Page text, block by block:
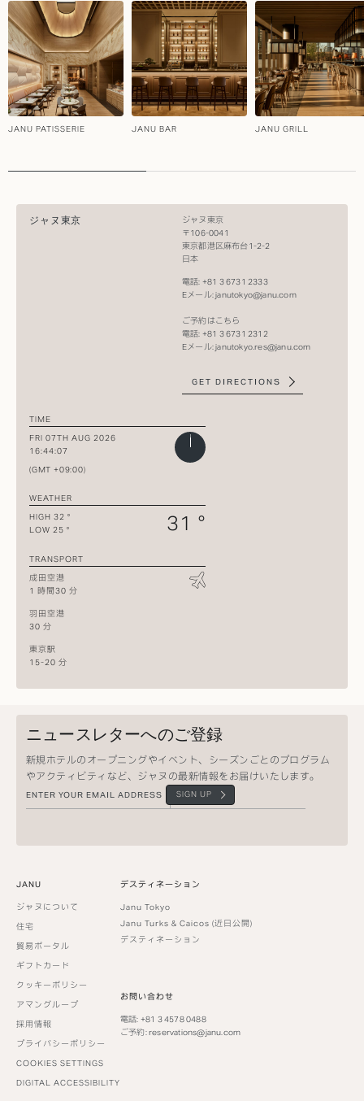
JANU PATISSERIE JANU BAR JANU GRILL
ジャヌ東京
ジャヌ東京
〒106-0041
東京都港区麻布台1-2-2
日本
電話: +81 3 6731 2333​
Eメール:janutokyo@janu.com​
ご予約はこちら​
電話: +81 3 6731 2312​
Eメール:janutokyo.res@janu.com
GET DIRECTIONS
TIME
FRI 07TH AUG 2026
16:44:07
(GMT +09:00)
WEATHER
HIGH 32 °
LOW 25 °
31 °
TRANSPORT
成田空港
1 時間30 分
羽田空港
30 分
東京駅
15-20 分
ニュースレターへのご登録
新規ホテルのオープニングやイベント、シーズンごとのプログラム
やアクティビティなど、ジャヌの最新情報をお届けいたします。
SIGN UP
JANU
ジャヌについて
住宅
貿易ポータル
ギフトカード
クッキーポリシー
アマングループ
採用情報
プライバシーポリシー
COOKIES SETTINGS
DIGITAL ACCESSIBILITY
デスティネーション
Janu Tokyo
Janu Turks & Caicos (近日公開)
デスティネーション
お問い合わせ
電話: +81 3 4578 0488
ご予約:reservations@janu.com